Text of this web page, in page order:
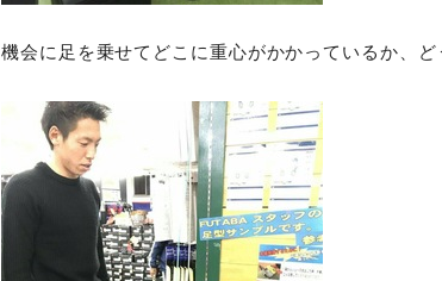
機会に足を乗せてどこに重心がかかっているか、ど